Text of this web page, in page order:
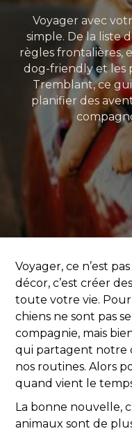
Voyager avec
simple. De la liste
règles frontalières,
dog-friendly et les
Tremblant, ce
planifier des
Voyager, ce n’est
décor, c’est créer
toute votre vie.
chiens ne sont pas
compagnie, mais
qui partagent notre
nos routines. Alors
quand vient le
La bonne nouvelle,
animaux sont de